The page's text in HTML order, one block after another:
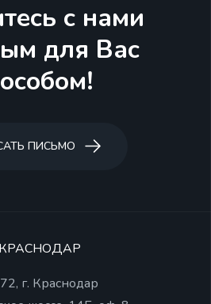
с нами
для Вас
ПИСЬМО
КРАСНОДАР
г. Краснодар